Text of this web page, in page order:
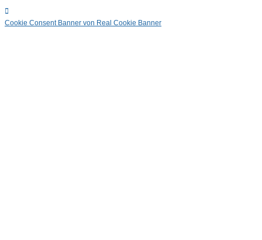
Cookie Consent Banner von Real Cookie Banner